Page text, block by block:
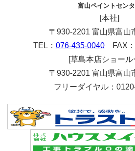
富山ペイントセン
[本社]
〒930-2201 富山県富山
TEL： 076-435-0040FAX：
[草島本店ショール
〒930-2201 富山県富山
フリーダイヤル：